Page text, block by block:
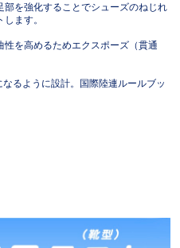
を強化することでシューズのねじれ
ます。
を高めるためエクスポーズ（貫通
るように設計。国際陸連ルールブッ